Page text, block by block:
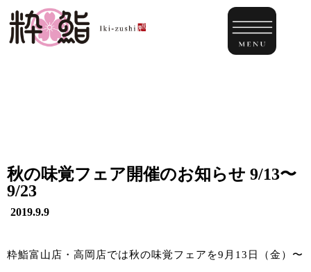
秋の味覚フェア開催のお知らせ 9/13〜
9/23
2019.9.9
粋鮨富山店・高岡店では秋の味覚フェアを9月13日（金）〜